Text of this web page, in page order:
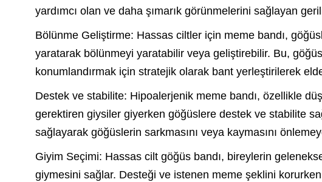
yardımcı olan ve daha şımarık görünmelerini sağlayan
Bölünme Geliştirme: Hassas ciltler için meme bandı,
yaratarak bölünmeyi yaratabilir veya geliştirebilir. Bu,
konumlandırmak için stratejik olarak bant yerleştirilerek
Destek ve stabilite: Hipoalerjenik meme bandı, özellikle
gerektiren giysiler giyerken göğüslere destek ve stabilite
sağlayarak göğüslerin sarkmasını veya kaymasını
Giyim Seçimi: Hassas cilt göğüs bandı, bireylerin
giymesini sağlar. Desteği ve istenen meme şeklini